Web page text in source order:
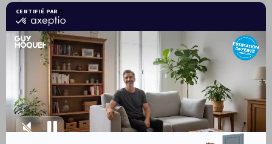
Maison 3 pièces 84 m² 6
Saint-Romain-de-Lerps 07130
135 000 €
À vendre à Saint-Romain-de-Lerps, cette maison de 84 m² sur
deux niveaux, à finir de const...